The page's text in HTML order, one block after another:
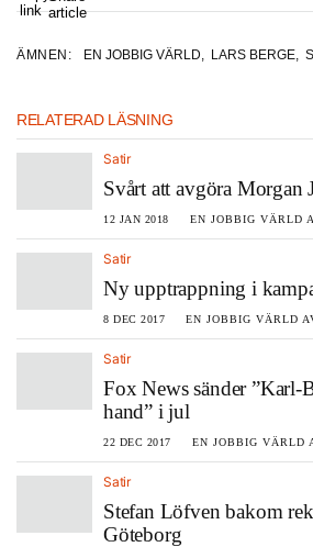
ÄMNEN: EN JOBBIG VÄRLD, LARS BERGE,
RELATERAD LÄSNING
Satir
Svårt att avgöra Morgan
12 JAN 2018 EN JOBBIG VÄRLD
Satir
Ny upptrappning i
8 DEC 2017 EN JOBBIG VÄRLD
Satir
Fox News sänder ”Karl-
hand” i jul
22 DEC 2017 EN JOBBIG VÄRLD
Satir
Stefan Löfven bakom
Göteborg